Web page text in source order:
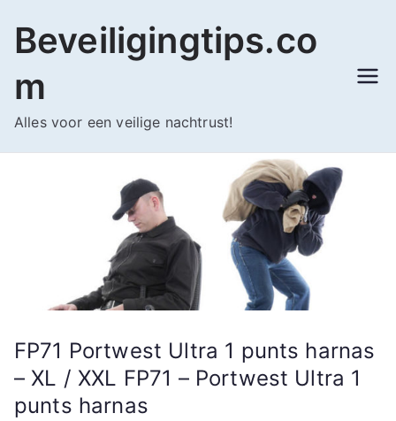
naar
inhoud
Beveiligingtips.co
m
Alles voor een veilige nachtrust!
FP71 Portwest Ultra 1 punts harnas
– XL / XXL FP71 – Portwest Ultra 1
punts harnas